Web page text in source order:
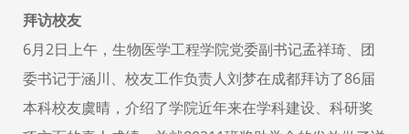
拜访校友
6月2日上午，生物医学工程学院党委副书记孟祥琦、团
委书记于涵川、校友工作负责人刘梦在成都拜访了86届
本科校友虞晴，介绍了学院近年来在学科建设、科研奖